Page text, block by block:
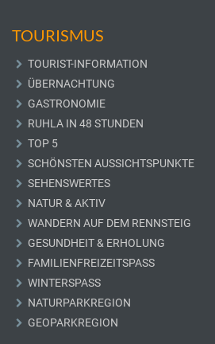
TOURISMUS
TOURIST-INFORMATION
ÜBERNACHTUNG
GASTRONOMIE
RUHLA IN 48 STUNDEN
TOP 5
SCHÖNSTEN AUSSICHTSPUNKTE
SEHENSWERTES
NATUR & AKTIV
WANDERN AUF DEM RENNSTEIG
GESUNDHEIT & ERHOLUNG
FAMILIENFREIZEITSPASS
WINTERSPASS
NATURPARKREGION
GEOPARKREGION